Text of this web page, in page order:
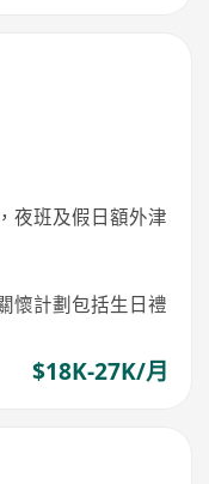
夜班及假日額外津
懷計劃包括生日禮
$18K-27K/月